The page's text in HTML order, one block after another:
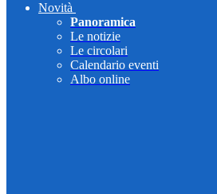
Novità
Panoramica
Le notizie
Le circolari
Calendario eventi
Albo online